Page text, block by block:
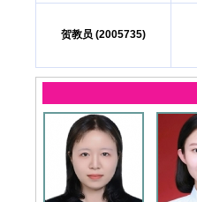
贺教员 (2005735)